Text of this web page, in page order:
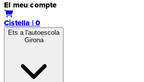
El meu compte
Cistella | 0
Ets a l'autoescola
Girona